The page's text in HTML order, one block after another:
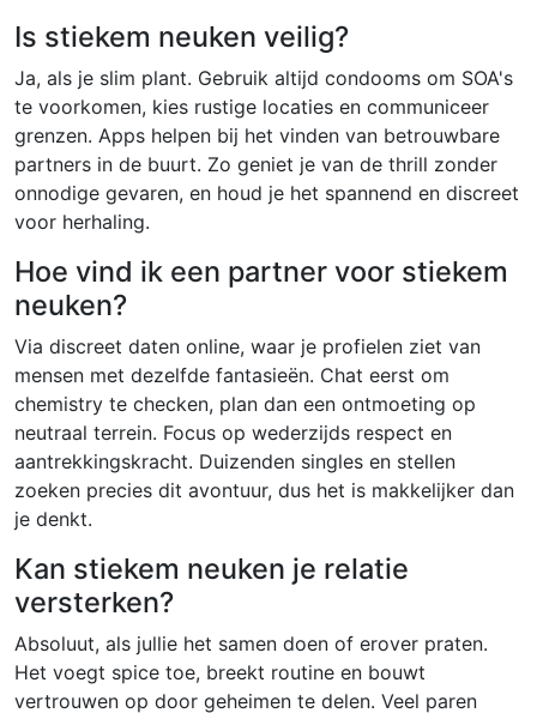
Is stiekem neuken veilig?
Ja, als je slim plant. Gebruik altijd condooms om SOA's
te voorkomen, kies rustige locaties en communiceer
grenzen. Apps helpen bij het vinden van betrouwbare
partners in de buurt. Zo geniet je van de thrill zonder
onnodige gevaren, en houd je het spannend en discreet
voor herhaling.
Hoe vind ik een partner voor stiekem
neuken?
Via discreet daten online, waar je profielen ziet van
mensen met dezelfde fantasieën. Chat eerst om
chemistry te checken, plan dan een ontmoeting op
neutraal terrein. Focus op wederzijds respect en
aantrekkingskracht. Duizenden singles en stellen
zoeken precies dit avontuur, dus het is makkelijker dan
je denkt.
Kan stiekem neuken je relatie
versterken?
Absoluut, als jullie het samen doen of erover praten.
Het voegt spice toe, breekt routine en bouwt
vertrouwen op door geheimen te delen. Veel paren